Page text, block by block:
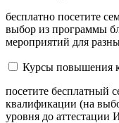
бесплатно посетите
выбор из программы
мероприятий для
Курсы повышения
посетите бесплатный
квалификации (на
уровня до аттестации